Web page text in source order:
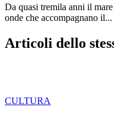
Da quasi tremila anni il
onde che accompagnano il...
Articoli dello
CULTURA